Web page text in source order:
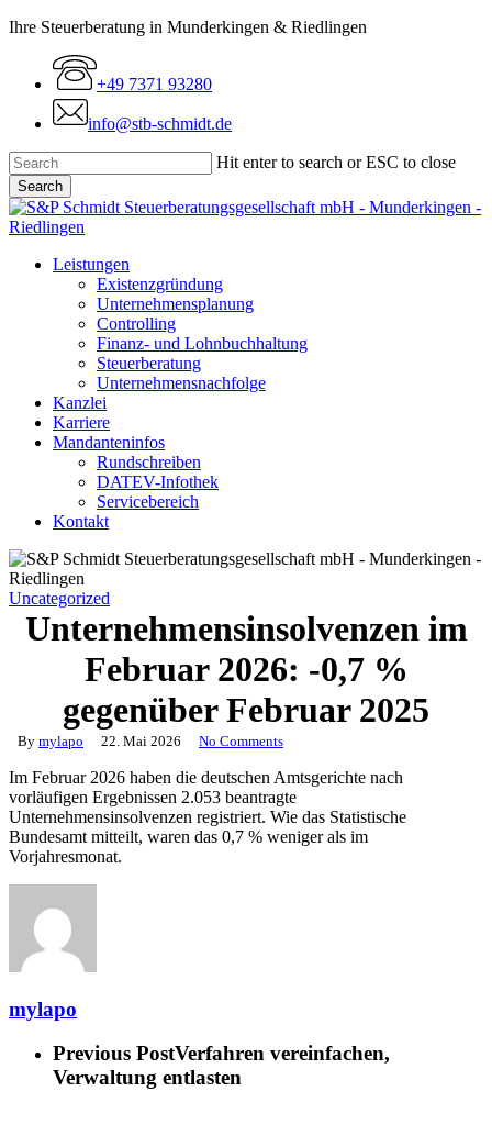
Skip
content
Ihre Steuerberatung in Munderkingen & Riedlingen
+49 7371 93280
info@stb-schmidt.de
Hit enter to search or ESC to close
Search
Close
Search
Menu
Leistungen
Existenzgründung
Unternehmensplanung
Controlling
Finanz- und Lohnbuchhaltung
Steuerberatung
Unternehmensnachfolge
Kanzlei
Karriere
Mandanteninfos
Rundschreiben
DATEV-Infothek
Servicebereich
Kontakt
Uncategorized
Unternehmensinsolvenzen im
Februar 2026: -0,7 %
gegenüber Februar 2025
By mylapo 22. Mai 2026 No Comments
Im Februar 2026 haben die deutschen Amtsgerichte nach
vorläufigen Ergebnissen 2.053 beantragte
Unternehmensinsolvenzen registriert. Wie das Statistische
Bundesamt mitteilt, waren das 0,7 % weniger als im
Vorjahresmonat.
mylapo
Previous PostVerfahren vereinfachen,
Verwaltung entlasten